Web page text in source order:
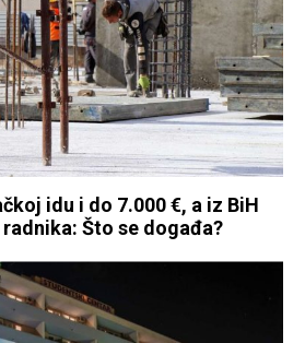
idu i do 7.000 €, a iz BiH
Što se događa?